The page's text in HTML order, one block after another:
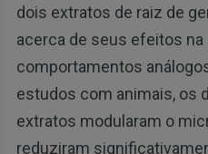
dois extratos de raiz de
acerca de seus efeitos na
comportamentos
estudos com animais, os
extratos modularam o
reduziram